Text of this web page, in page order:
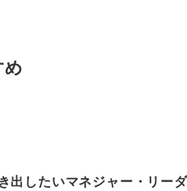
め
出したいマネジャー・リー